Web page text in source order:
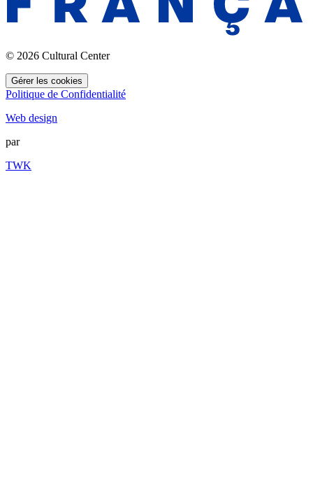
© 2026 Cultural Center
Gérer les cookies
Politique de Confidentialité
Web design
par
TWK